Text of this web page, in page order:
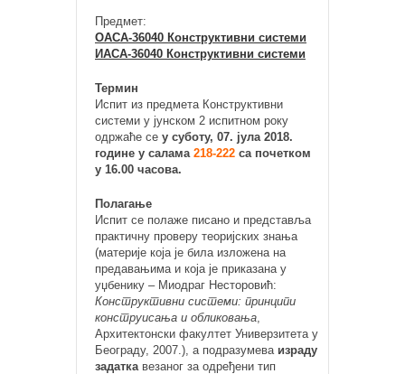
Предмет:
ОАСА-36040 Конструктивни системи
ИАСА-36040 Конструктивни системи
Термин
Испит из предмета Конструктивни
системи у јунском 2 испитном року
одржаће се у суботу, 07. јула 2018.
године у салама 218-222 са почетком
у 16.00 часова.
Полагање
Испит се полаже писано и представља
практичну проверу теоријских знања
(материје која је била изложена на
предавањима и која је приказана у
уџбенику – Миодраг Несторовић:
Конструктивни системи: принципи
конструисања и обликовања,
Архитектонски факултет Универзитета у
Београду, 2007.), а подразумева израду
задаткавезаног за одређени тип